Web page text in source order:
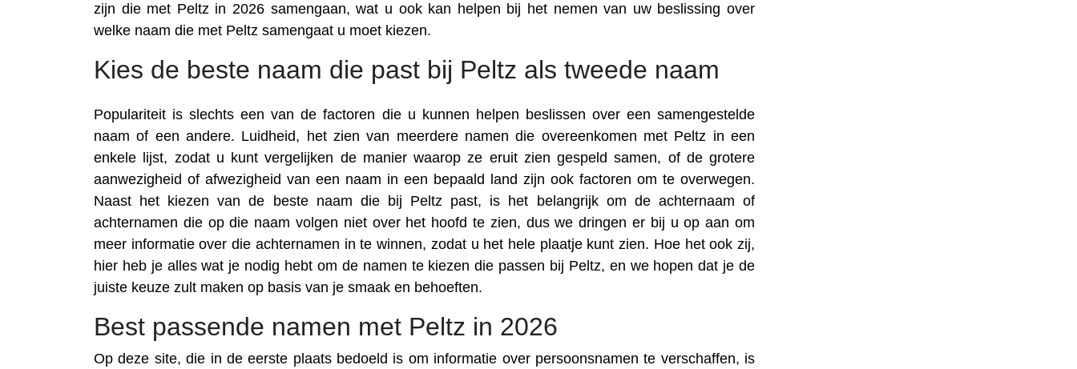
zijn die met Peltz in 2026 samengaan, wat u ook kan helpen bij het nemen van uw beslissing over
welke naam die met Peltz samengaat u moet kiezen.
Kies de beste naam die past bij Peltz als tweede naam
Populariteit is slechts een van de factoren die u kunnen helpen beslissen over een samengestelde
naam of een andere. Luidheid, het zien van meerdere namen die overeenkomen met Peltz in een
enkele lijst, zodat u kunt vergelijken de manier waarop ze eruit zien gespeld samen, of de grotere
aanwezigheid of afwezigheid van een naam in een bepaald land zijn ook factoren om te overwegen.
Naast het kiezen van de beste naam die bij Peltz past, is het belangrijk om de achternaam of
achternamen die op die naam volgen niet over het hoofd te zien, dus we dringen er bij u op aan om
meer informatie over die achternamen in te winnen, zodat u het hele plaatje kunt zien. Hoe het ook zij,
hier heb je alles wat je nodig hebt om de namen te kiezen die passen bij Peltz, en we hopen dat je de
juiste keuze zult maken op basis van je smaak en behoeften.
Best passende namen met Peltz in 2026
Op deze site, die in de eerste plaats bedoeld is om informatie over persoonsnamen te verschaffen, is